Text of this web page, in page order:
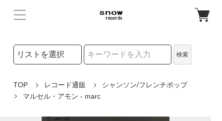
検索リストの選択
検索
TOP レコード通販
シャンソン/フレンチポップ
マルセル・アモン - marc